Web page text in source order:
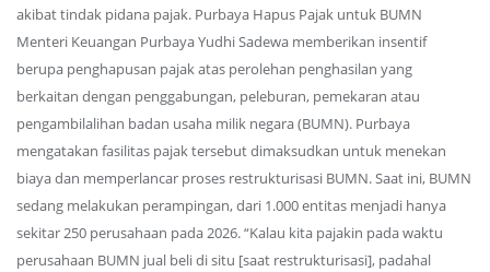
akibat tindak pidana pajak. Purbaya Hapus Pajak untuk BUMN
Menteri Keuangan Purbaya Yudhi Sadewa memberikan insentif
berupa penghapusan pajak atas perolehan penghasilan yang
berkaitan dengan penggabungan, peleburan, pemekaran atau
pengambilalihan badan usaha milik negara (BUMN). Purbaya
mengatakan fasilitas pajak tersebut dimaksudkan untuk menekan
biaya dan memperlancar proses restrukturisasi BUMN. Saat ini, BUMN
sedang melakukan perampingan, dari 1.000 entitas menjadi hanya
sekitar 250 perusahaan pada 2026. “Kalau kita pajakin pada waktu
perusahaan BUMN jual beli di situ [saat restrukturisasi], padahal